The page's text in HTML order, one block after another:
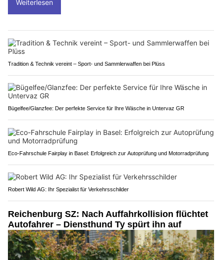
Weiterlesen
Tradition & Technik vereint – Sport- und Sammlerwaffen bei Plüss
Bügelfee/Glanzfee: Der perfekte Service für Ihre Wäsche in Untervaz GR
Eco-Fahrschule Fairplay in Basel: Erfolgreich zur Autoprüfung und Motorradprüfung
Robert Wild AG: Ihr Spezialist für Verkehrsschilder
Reichenburg SZ: Nach Auffahrkollision flüchtet
Autofahrer – Diensthund Ty spürt ihn auf